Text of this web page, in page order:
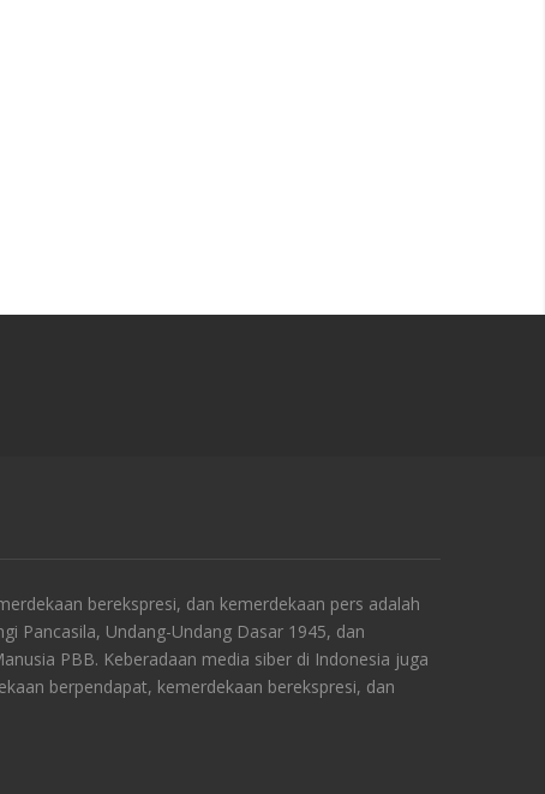
berekspresi, dan kemerdekaan pers adalah
Pancasila, Undang-Undang Dasar 1945, dan
PBB. Keberadaan media siber di Indonesia juga
berpendapat, kemerdekaan berekspresi, dan